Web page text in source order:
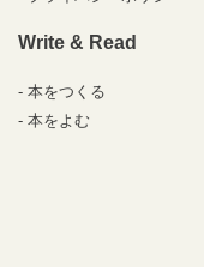
Write & Read
本をつくる
本をよむ